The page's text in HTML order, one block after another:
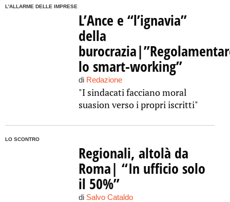
L'ALLARME DELLE IMPRESE
L’Ance e “l’ignavia”
della
lo smart-working”
di Redazione
"I sindacati facciano moral
suasion verso i propri iscritti"
LO SCONTRO
Regionali, altolà da
Roma| “In ufficio solo
il 50%”
di Salvo Cataldo